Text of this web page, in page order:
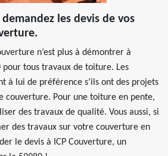
les devis de vos
n’est plus à démontrer à
pour tous travaux de toiture. Les
à lui de préférence s’ils ont des projets
couverture. Pour une toiture en pente,
des travaux de qualité. Vous aussi, si
des travaux sur votre couverture en
le devis à ICP Couverture, un